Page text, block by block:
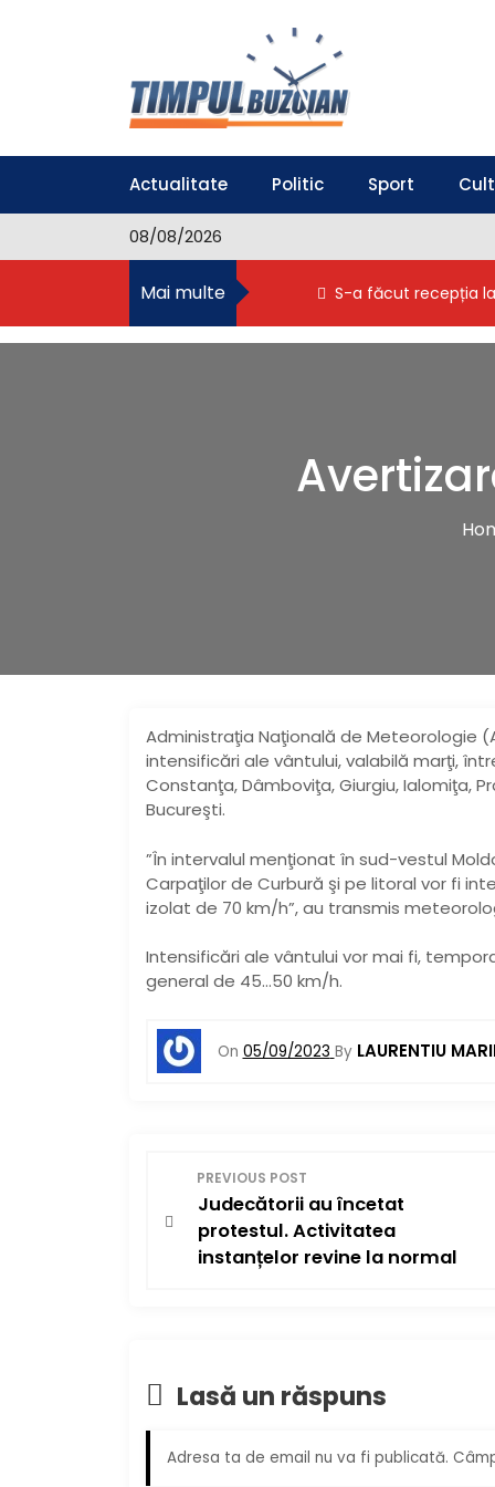
c
Timpul Buzoian
Actualitate Politic Sport
08/08/2026
Mai multe S-a făcut recepția
Administraţia Naţională de Meteorologie
intensificări ale vântului, valabilă marţi,
Constanţa, Dâmboviţa, Giurgiu, Ialomiţa,
Bucureşti.
”În intervalul menţionat în sud-vestul
Carpaţilor de Curbură şi pe litoral vor fi
izolat de 70 km/h”, au transmis
Intensificări ale vântului vor mai fi,
general de 45…50 km/h.
On 05/09/2023 By LAURENTIU
a
a
PREVIOUS POST
Judecătorii au încetat
protestul. Activitatea
instanțelor revine la normal
Lasă un răspuns
Adresa ta de email nu va fi publicată.